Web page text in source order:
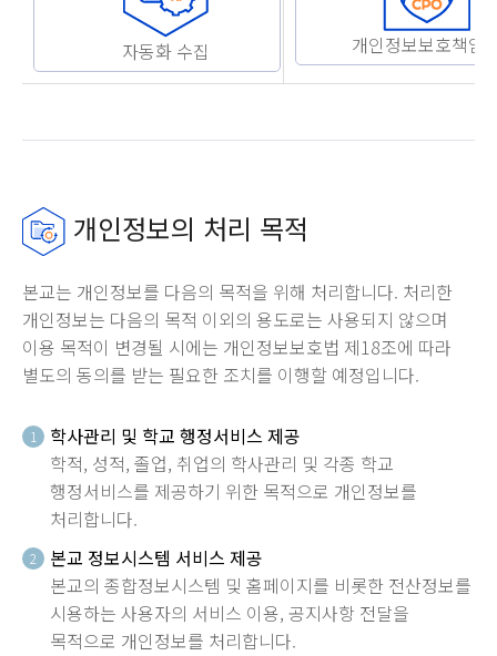
자동화 수집 개인정보보호책임
개인정보의 처리 목적
본교는 개인정보를 다음의 목적을 위해 처리합니다. 처리한
개인정보는 다음의 목적 이외의 용도로는 사용되지 않으며
이용 목적이 변경될 시에는 개인정보보호법 제18조에 따라
별도의 동의를 받는 필요한 조치를 이행할 예정입니다.
1
학사관리 및 학교 행정서비스 제공
학적, 성적, 졸업, 취업의 학사관리 및 각종 학교
행정서비스를 제공하기 위한 목적으로 개인정보를
처리합니다.
2
본교 정보시스템 서비스 제공
본교의 종합정보시스템 및 홈페이지를 비롯한 전산정보를
시용하는 사용자의 서비스 이용, 공지사항 전달을
목적으로 개인정보를 처리합니다.